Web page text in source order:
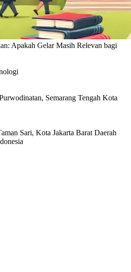
Apakah Gelar Masih Relevan bagi
Semarang Tengah Kota
Sari, Kota Jakarta Barat Daerah